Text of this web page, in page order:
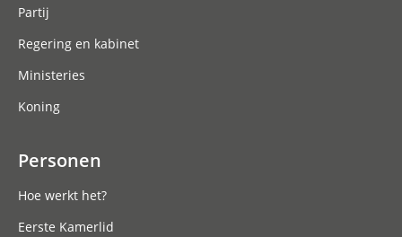
Partij
Regering en kabinet
Ministeries
Koning
Personen
Hoe werkt het?
Eerste Kamerlid